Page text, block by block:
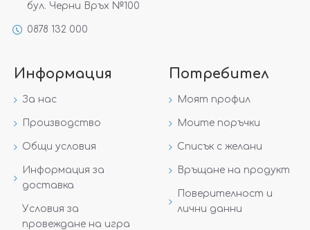
бул. Черни Връх №100
0878 132 000
Информация
За нас
Производство
Общи условия
Информация за
доставка
Условия за
провеждане на игра
Потребител
Моят профил
Моите поръчки
Списък с желани
Връщане на продукт
Поверителност и
лични данни